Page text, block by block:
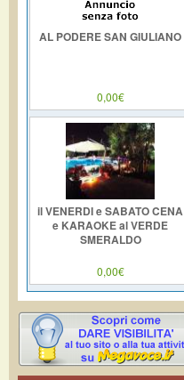
AL PODERE SAN GIULIANO
0,00€
il VENERDI e SABATO CENA
e KARAOKE al VERDE
SMERALDO
0,00€